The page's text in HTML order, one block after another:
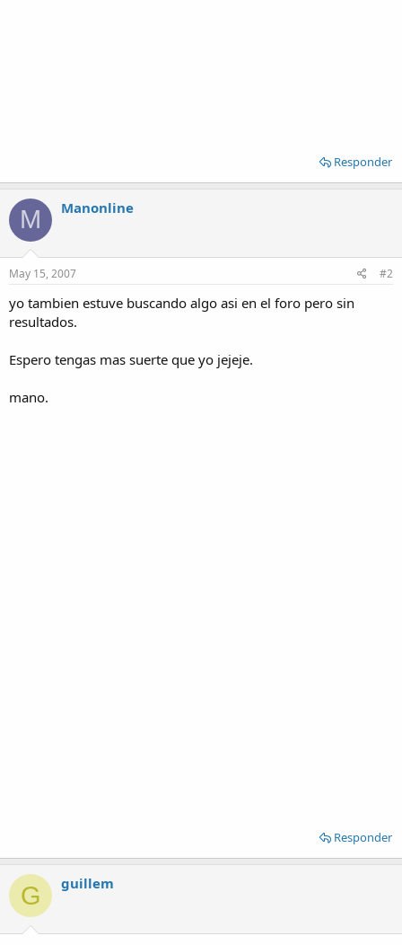
Responder
M Manonline
May 15, 2007 #2
yo tambien estuve buscando algo asi en el foro pero sin
resultados.
Espero tengas mas suerte que yo jejeje.
mano.
Responder
G guillem